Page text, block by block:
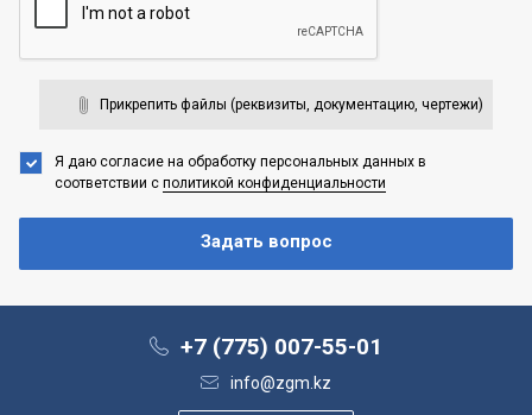
Прикрепить файлы (реквизиты, документацию, чертежи)
Я даю согласие на обработку персональных данных в
соответствии с политикой конфиденциальности
+7 (775) 007-55-01
info@zgm.kz